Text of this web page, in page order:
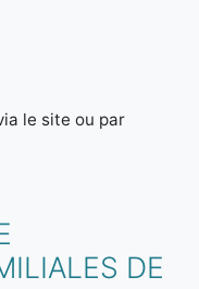
le site ou par
DE